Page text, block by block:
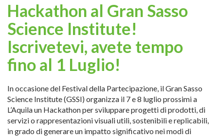
Hackathon al Gran Sasso
Science Institute!
Iscrivetevi, avete tempo
fino al 1 Luglio!
In occasione del Festival della Partecipazione, il Gran Sasso
Science Institute (GSSI) organizza il 7 e 8 luglio prossimi a
L’Aquila un Hackathon per sviluppare progetti di prodotti, di
servizi o rappresentazioni visuali utili, sostenibili e replicabili,
in grado di generare un impatto significativo nei modi di